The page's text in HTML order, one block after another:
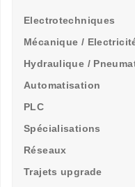
Electrotechniques
Mécanique /
Hydraulique /
Automatisation
PLC
Spécialisations
Réseaux
Trajets upgrade